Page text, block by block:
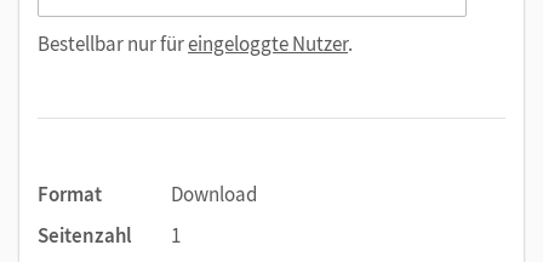
Bestellbar nur füreingeloggte Nutzer.
Format
Download
Seitenzahl
1